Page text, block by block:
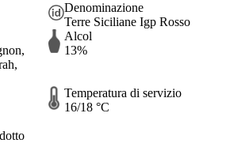
Denominazione
Terre Siciliane Igp Rosso
Alcol
13%
Temperatura di servizio
16/18 °C